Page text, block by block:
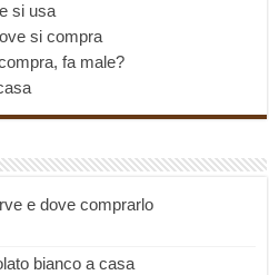
si usa
si compra
fa male?
e dove comprarlo
bianco a casa